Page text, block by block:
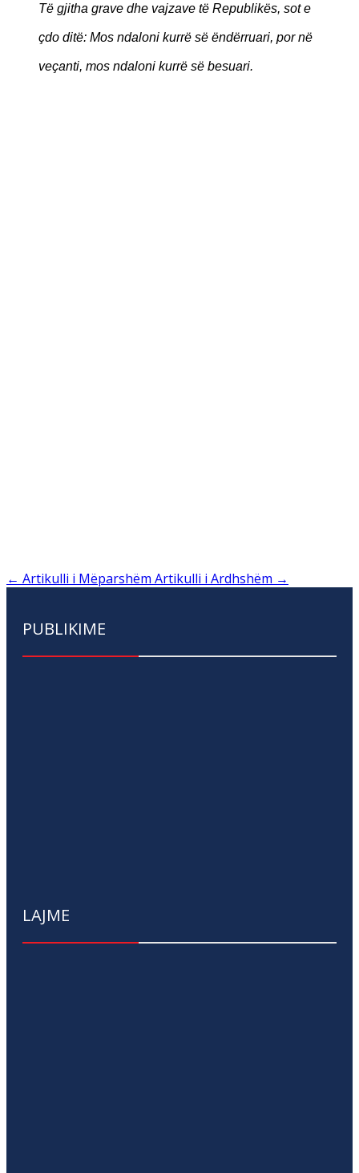
Të gjitha grave dhe vajzave të Republikës, sot e
çdo ditë: Mos ndaloni kurrë së ëndërruari, por në
veçanti, mos ndaloni kurrë së besuari.
← Artikulli i Mëparshëm Artikulli i Ardhshëm →
PUBLIKIME
LAJME